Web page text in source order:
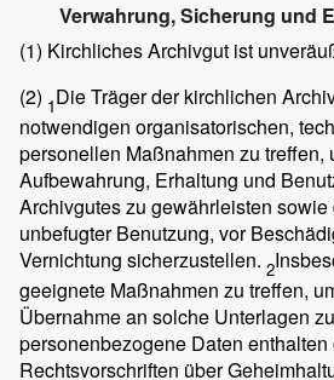
Verwahrung, Sicherung und
(1) Kirchliches Archivgut ist
(2) 1Die Träger der kirchlichen
notwendigen organisatorischen,
personellen Maßnahmen zu treffen,
Aufbewahrung, Erhaltung und
Archivgutes zu gewährleisten
unbefugter Benutzung, vor
Vernichtung sicherzustellen. 2
geeignete Maßnahmen zu treffen,
Übernahme an solche Unterlagen
personenbezogene Daten enthalten
Rechtsvorschriften über